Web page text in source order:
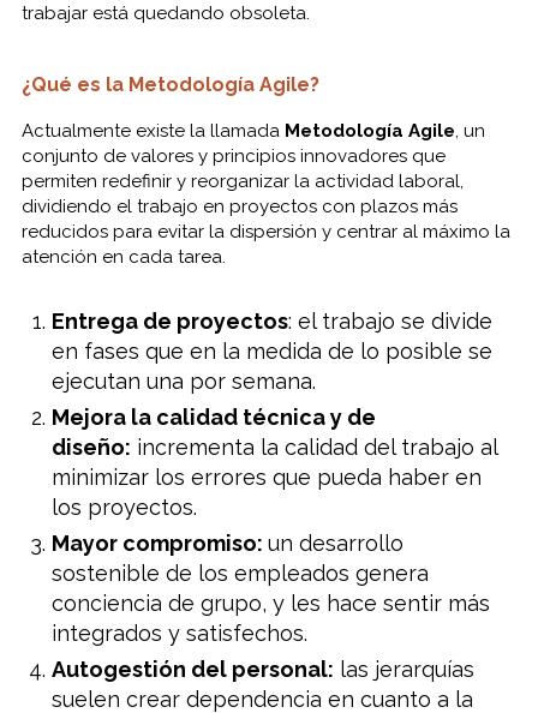
trabajar está quedando obsoleta.
¿Qué es la Metodología Agile?
Actualmente existe la llamada Metodología Agile, un
conjunto de valores y principios innovadores que
permiten redefinir y reorganizar la actividad laboral,
dividiendo el trabajo en proyectos con plazos más
reducidos para evitar la dispersión y centrar al máximo la
atención en cada tarea.
Entrega de proyectos: el trabajo se divide
en fases que en la medida de lo posible se
ejecutan una por semana.
Mejora la calidad técnica y de
diseño: incrementa la calidad del trabajo al
minimizar los errores que pueda haber en
los proyectos.
Mayor compromiso: un desarrollo
sostenible de los empleados genera
conciencia de grupo, y les hace sentir más
integrados y satisfechos.
Autogestión del personal: las jerarquías
suelen crear dependencia en cuanto a la